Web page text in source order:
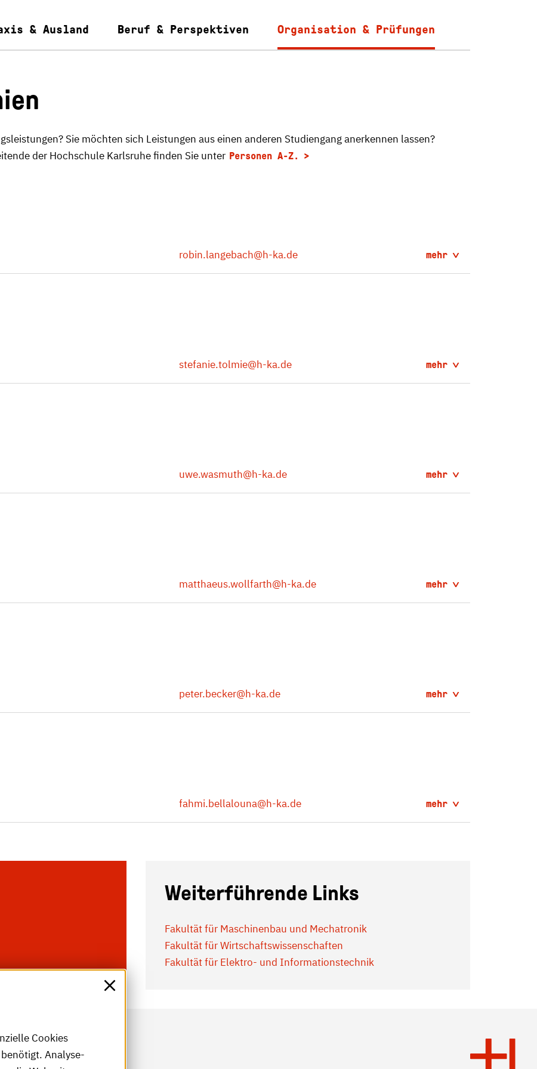
& Ausland Beruf & Perspektiven Organisation & Prüfungen
Sie möchten sich Leistungen aus einen anderen Studiengang anerkennen lassen?
der Hochschule Karlsruhe finden Sie unter Personen A-Z.
robin.langebach@h-ka.de mehr
stefanie.tolmie@h-ka.de mehr
uwe.wasmuth@h-ka.de mehr
matthaeus.wollfarth@h-ka.de mehr
peter.becker@h-ka.de mehr
fahmi.bellalouna@h-ka.de mehr
Weiterführende Links
Fakultät für Maschinenbau und Mechatronik
Fakultät für Wirtschaftswissenschaften
Fakultät für Elektro- und Informationstechnik
Cookies
Analyse-